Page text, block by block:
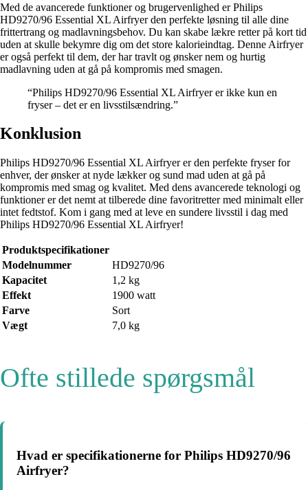
Med de avancerede funktioner og brugervenlighed er Philips
HD9270/96 Essential XL Airfryer den perfekte løsning til alle dine
frittertrang og madlavningsbehov. Du kan skabe lækre retter på kort tid
uden at skulle bekymre dig om det store kalorieindtag. Denne Airfryer
er også perfekt til dem, der har travlt og ønsker nem og hurtig
madlavning uden at gå på kompromis med smagen.
“Philips HD9270/96 Essential XL Airfryer er ikke kun en
fryser – det er en livsstilsændring.”
Konklusion
Philips HD9270/96 Essential XL Airfryer er den perfekte fryser for
enhver, der ønsker at nyde lækker og sund mad uden at gå på
kompromis med smag og kvalitet. Med dens avancerede teknologi og
funktioner er det nemt at tilberede dine favoritretter med minimalt eller
intet fedtstof. Kom i gang med at leve en sundere livsstil i dag med
Philips HD9270/96 Essential XL Airfryer!
Produktspecifikationer
Modelnummer
HD9270/96
Kapacitet
1,2 kg
Effekt
1900 watt
Farve
Sort
Vægt
7,0 kg
Ofte stillede spørgsmål
Hvad er specifikationerne for Philips HD9270/96
Airfryer?